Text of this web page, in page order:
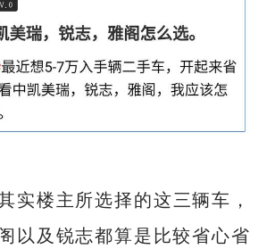
实楼主所选择的这三辆车，
以及锐志都算是比较省心省